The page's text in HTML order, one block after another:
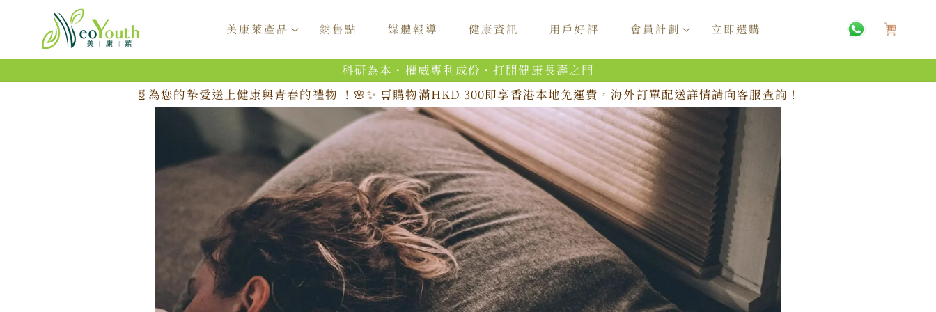
跳至內
美康萊產品 銷售點 媒體報導 健康資訊 用戶好評 會員計劃 立即選購
物
科研為本・權威專利成份・打開健康長壽之門
🧬為您的摯愛送上健康與青春的禮物 ！🌸✨ 🛒購物滿HKD 300即享香港本地免運費，海外訂單配送詳情請向客服查詢！